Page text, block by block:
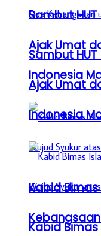
Sambut HUT
Ajak Umat
Indonesia
Kabid
Sambut HUT
Ajak Umat
Indonesia
Kabid